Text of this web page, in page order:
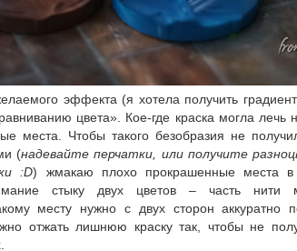
эффекта (я хотела получить
цвета». Кое-где краска могла лечь
места. Чтобы такого безобразия не
(надевайте перчатки, или получите
:D) жмакаю плохо прокрашенные места
стыку двух цветов – часть нити
месту нужно с двух сторон аккуратно
отжать лишнюю краску так, чтобы не